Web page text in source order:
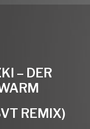
– DER
REMIX)